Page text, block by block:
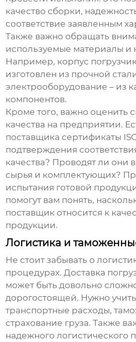
качество сборки,
соответствие заявленным
Также важно обращать
используемые материалы и
Например, корпус
изготовлен из прочной
электрооборудование – из
компонентов.
Кроме того, важно оценить
качества на предприятии.
поставщика сертификаты
подтверждения
качества? Проводят ли они
сырья и комплектующих?
испытания готовой
помогут вам понять,
поставщик относится к
продукции.
Логистика и
Не стоит забывать о
процедурах. Доставка
может быть довольно
дорогостоящей. Нужно
транспортные расходы,
страхование груза. Также
надежного логистического